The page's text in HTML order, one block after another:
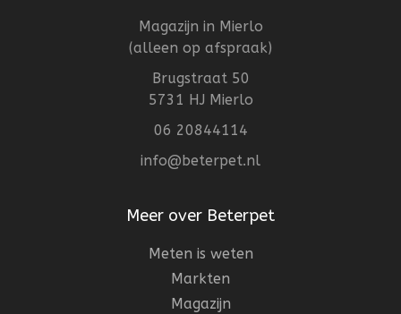
Magazijn in Mierlo
(alleen op afspraak)
Brugstraat 50
5731 HJ Mierlo
06 20844114
info@beterpet.nl
Meer over Beterpet
Meten is weten
Markten
Magazijn